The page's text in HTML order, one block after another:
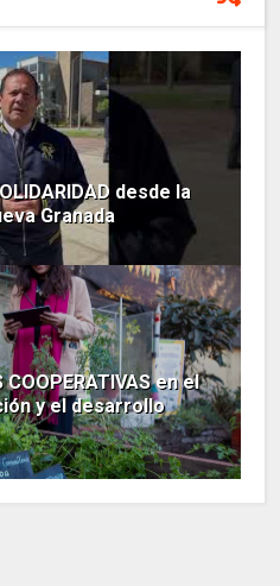
desde la
Granada
COOPERATIVAS en el
y el desarrollo